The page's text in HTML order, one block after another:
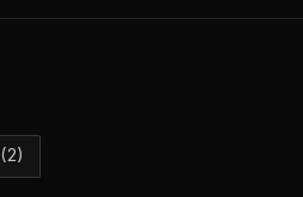
(2)